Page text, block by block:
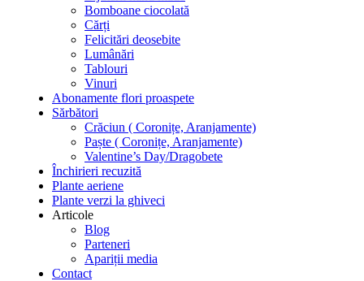
Bomboane ciocolată
Cărți
Felicitări deosebite
Lumânări
Tablouri
Vinuri
Abonamente flori proaspete
Sărbători
Crăciun ( Coronițe, Aranjamente)
Paște ( Coronițe, Aranjamente)
Valentine’s Day/Dragobete
Închirieri recuzită
Plante aeriene
Plante verzi la ghiveci
Articole
Blog
Parteneri
Apariții media
Contact